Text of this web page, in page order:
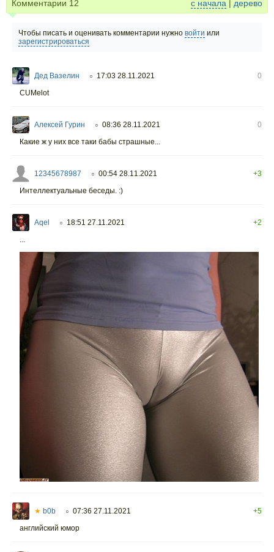
Комментарии 12 с начала | дерево
Чтобы писать и оценивать комментарии нужно войти или
зарегистрироваться
Дед Вазелин ○ 17:03 28.11.2021
0
CUMelot
Алексей Гурин ○ 08:36 28.11.2021
0
Какие ж у них все таки бабы страшные...
12345678987 ○ 00:54 28.11.2021
+3
Интеллектуальные беседы. :)
Aqel ○ 18:51 27.11.2021
+2
...
★ b0b ○ 07:36 27.11.2021
+5
английский юмор